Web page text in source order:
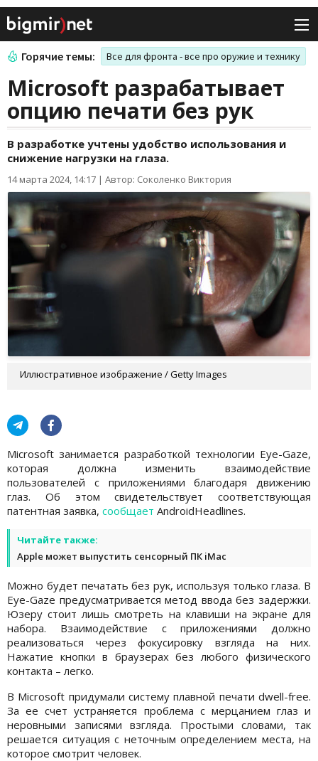
Горячие темы: Все для фронта - все про оружие и технику
Microsoft разрабатывает
опцию печати без рук
В разработке учтены удобство использования и
снижение нагрузки на глаза.
14 марта 2024, 14:17 | Автор: Соколенко Виктория
Иллюстративное изображение / Getty Images
Microsoft занимается разработкой технологии Eye-Gaze,
которая должна изменить взаимодействие
пользователей с приложениями благодаря движению
глаз. Об этом свидетельствует соответствующая
патентная заявка, сообщает AndroidHeadlines.
Читайте также:
Apple может выпустить сенсорный ПК iMac
Можно будет печатать без рук, используя только глаза. В
Eye-Gaze предусматривается метод ввода без задержки.
Юзеру стоит лишь смотреть на клавиши на экране для
набора. Взаимодействие с приложениями должно
реализоваться через фокусировку взгляда на них.
Нажатие кнопки в браузерах без любого физического
контакта – легко.
В Microsoft придумали систему плавной печати dwell-free.
За ее счет устраняется проблема с мерцанием глаз и
неровными записями взгляда. Простыми словами, так
решается ситуация с неточным определением места, на
которое смотрит человек.